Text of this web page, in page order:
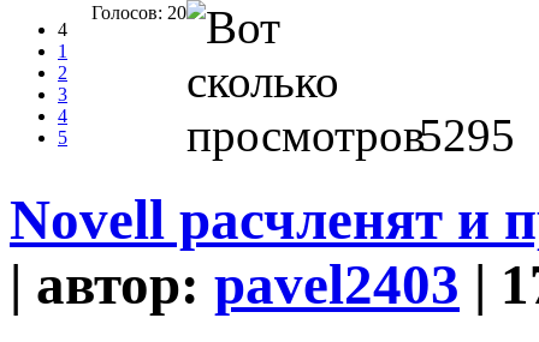
4
1
2
3
4
5
Голосов: 20
5295
Novell расчленят и
| автор: pavel2403 |